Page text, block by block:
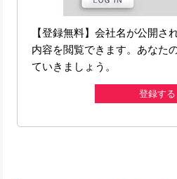
【登録無料】会社名が公開さ
内容を閲覧できます。あなた
ていきましょう。
登録する